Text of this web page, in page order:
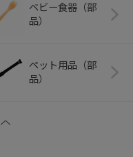
ベビー食器（部
品）
ペット用品（部
品）